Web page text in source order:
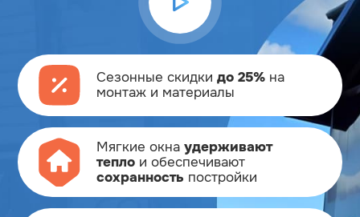
Сезонные скидки до 25% на
монтаж и материалы
Мягкие окна удерживают
теплои обеспечивают
сохранность постройки